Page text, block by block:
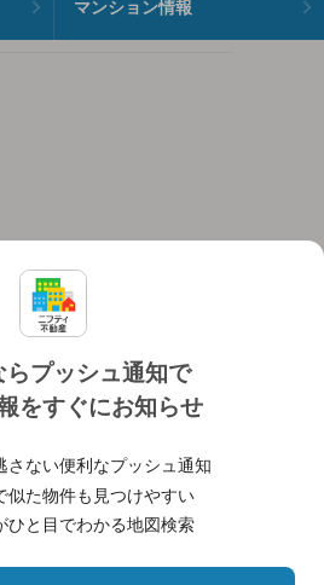
らプッシュ通知で
をすぐにお知らせ
さない便利なプッシュ通知
似た物件も見つけやすい
ひと目でわかる地図検索
マンション情報
ポリシー 利用規約
問い合わせ 採用情報